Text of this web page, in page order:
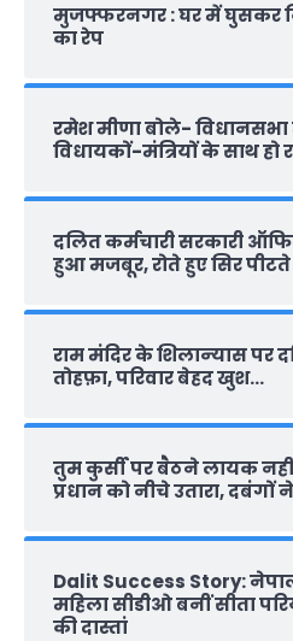
मुजफ्फरनगर : घर में घुसकर
का रेप
रमेश मीणा बोले-
विधायकों-मंत्रियों के साथ हो
दलित कर्मचारी सरकारी
हुआ मजबूर, रोते हुए सिर पीटते
राम मंदिर के शिलान्‍यास पर
तोहफ़ा, परिवार बेहद खुश…
तुम कुर्सी पर बैठने लायक
प्रधान को नीचे उतारा,
Dalit Success Story:
महिला सीडीओ बनीं सीता
की दास्‍तां